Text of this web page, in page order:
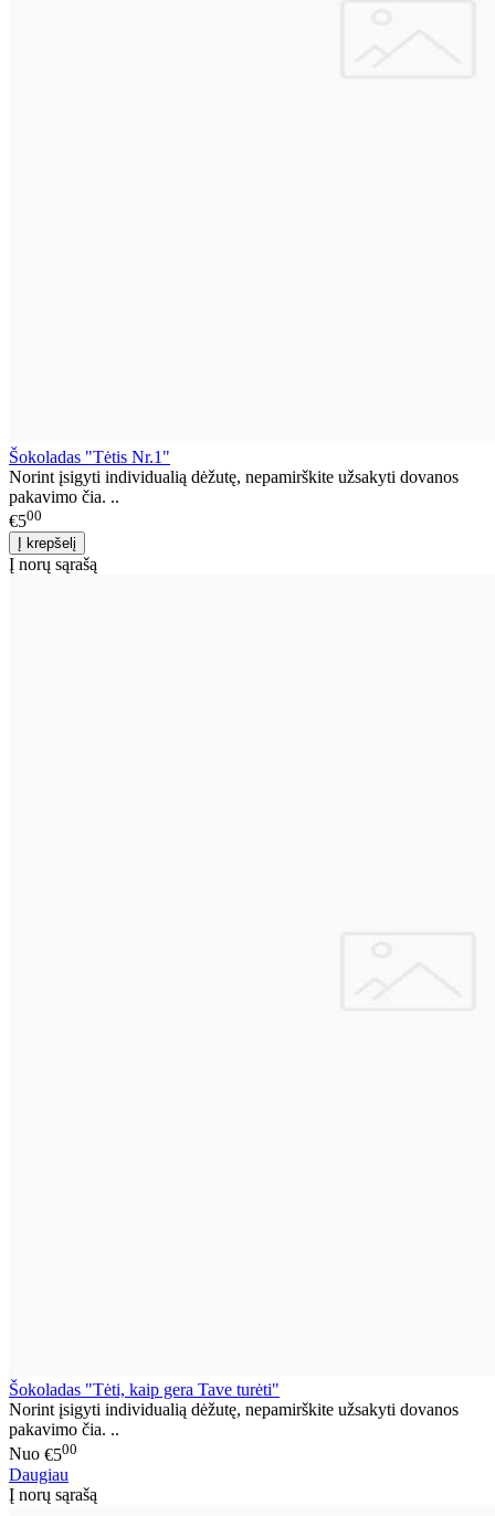
Šokoladas "Tėtis Nr.1"
Norint įsigyti individualią dėžutę, nepamirškite užsakyti dovanos
pakavimo čia. ..
€500
Į norų sąrašą
Šokoladas "Tėti, kaip gera Tave turėti"
Norint įsigyti individualią dėžutę, nepamirškite užsakyti dovanos
pakavimo čia. ..
Nuo €500
Daugiau
Į norų sąrašą